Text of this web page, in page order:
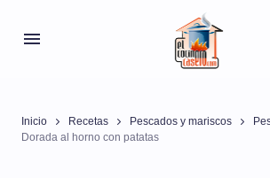
Inicio Recetas Pescados y mariscos
Dorada al horno con patatas